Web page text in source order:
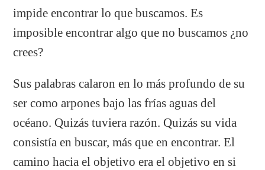
impide encontrar lo que buscamos. Es
imposible encontrar algo que no buscamos ¿no
crees?
Sus palabras calaron en lo más profundo de su
ser como arpones bajo las frías aguas del
océano. Quizás tuviera razón. Quizás su vida
consistía en buscar, más que en encontrar. El
camino hacia el objetivo era el objetivo en si